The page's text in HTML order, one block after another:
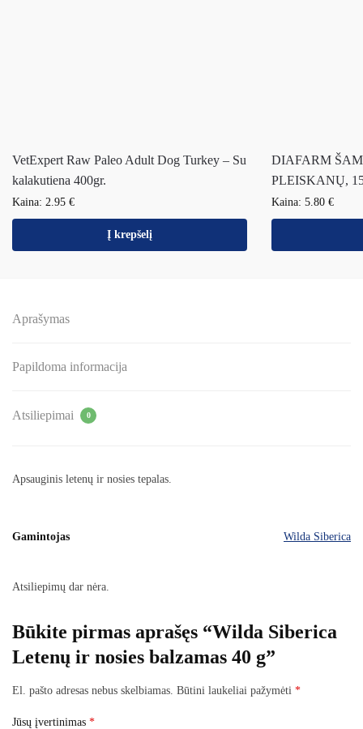
VetExpert Raw Paleo Adult Dog Turkey – Su
kalakutiena 400gr.
Kaina: 2.95 €
Į krepšelį
DIAFARM
PLEISKANŲ,
Kaina: 5.80 €
Aprašymas
Papildoma informacija
Atsiliepimai 0
Apsauginis letenų ir nosies tepalas.
Gamintojas Wilda Siberica
Atsiliepimų dar nėra.
Būkite pirmas aprašęs “Wilda Siberica
Letenų ir nosies balzamas 40 g”
El. pašto adresas nebus skelbiamas. Būtini laukeliai pažymėti *
Jūsų įvertinimas *